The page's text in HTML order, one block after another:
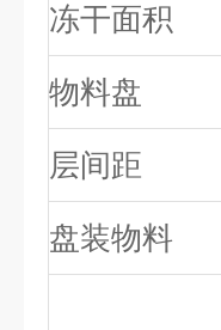
冻干面积
物料盘
层间距
盘装物料